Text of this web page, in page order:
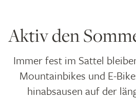
Aktiv den
Immer fest im Sattel
Mountainbikes und E-
hinabsausen auf der